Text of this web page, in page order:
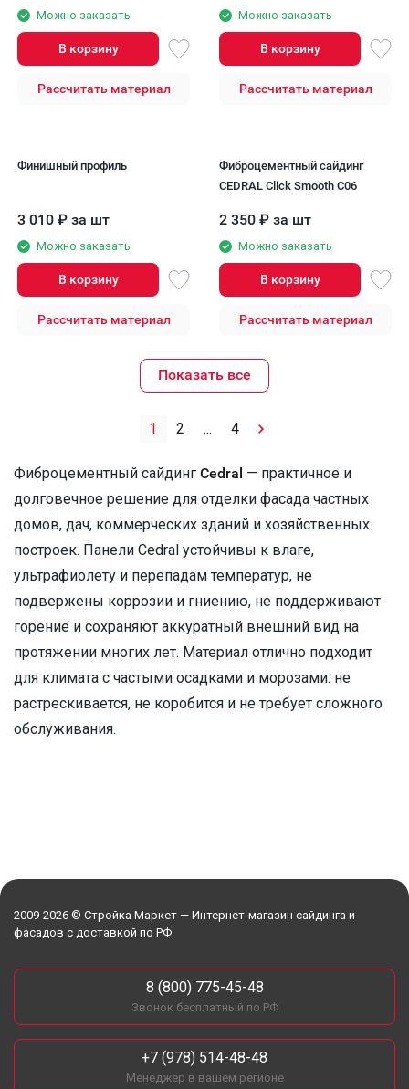
Можно заказать
В корзину
Рассчитать материал
Можно заказать
В корзину
Рассчитать материал
Финишный профиль
3 010 ₽ за шт
Можно заказать
В корзину
Рассчитать материал
Фиброцементный сайдинг
CEDRAL Click Smooth С06
2 350 ₽ за шт
Можно заказать
В корзину
Рассчитать материал
Показать все
1 2 ... 4
Фиброцементный сайдинг Cedral — практичное и
долговечное решение для отделки фасада частных
домов, дач, коммерческих зданий и хозяйственных
построек. Панели Cedral устойчивы к влаге,
ультрафиолету и перепадам температур, не
подвержены коррозии и гниению, не поддерживают
горение и сохраняют аккуратный внешний вид на
протяжении многих лет. Материал отлично подходит
для климата с частыми осадками и морозами: не
растрескивается, не коробится и не требует сложного
обслуживания.
2009-2026 © Стройка Маркет — Интернет-магазин сайдинга и
фасадов с доставкой по РФ
8 (800) 775-45-48
Звонок бесплатный по РФ
+7 (978) 514-48-48
Менеджер в вашем регионе